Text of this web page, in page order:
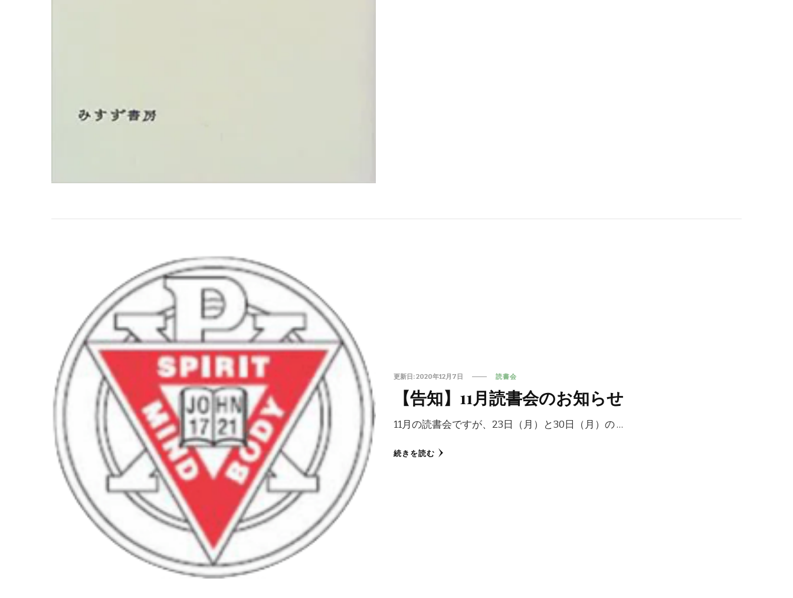
更新日:2020年12月7日 読書会
【告知】11月読書会のお知らせ
11月の読書会ですが、23日（月）と30日（月）の …
続きを読む